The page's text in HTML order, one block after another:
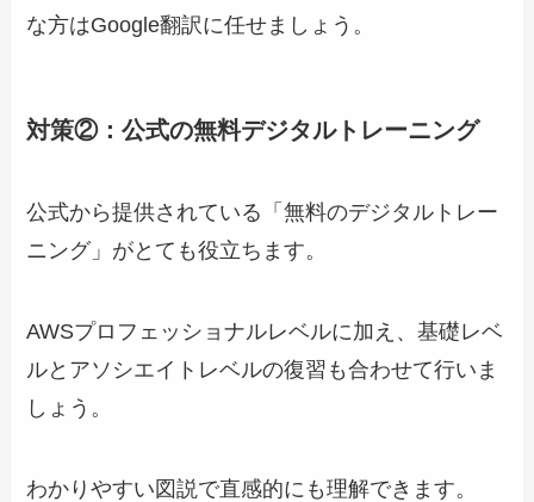
な方はGoogle翻訳に任せましょう。
対策②：公式の無料デジタルトレーニング
公式から提供されている「無料のデジタルトレー
ニング」がとても役立ちます。
AWSプロフェッショナルレベルに加え、基礎レベ
ルとアソシエイトレベルの復習も合わせて行いま
しょう。
わかりやすい図説で直感的にも理解できます。